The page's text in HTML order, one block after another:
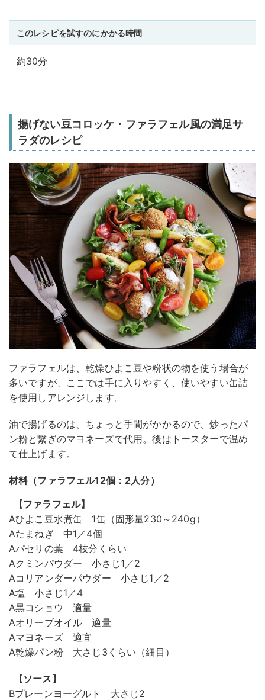
このレシピを試すのにかかる時間
約30分
揚げない豆コロッケ・ファラフェル風の満足サ
ラダのレシピ
ファラフェルは、乾燥ひよこ豆や粉状の物を使う場合が
多いですが、ここでは手に入りやすく、使いやすい缶詰
を使用しアレンジします。
油で揚げるのは、ちょっと手間がかかるので、炒ったパ
ン粉と繋ぎのマヨネーズで代用。後はトースターで温め
て仕上げます。
材料（ファラフェル12個：2人分）
【ファラフェル】
Aひよこ豆水煮缶 1缶（固形量230～240g）
Aたまねぎ 中1／4個
Aパセリの葉 4枝分くらい
Aクミンパウダー 小さじ1／2
Aコリアンダーパウダー 小さじ1／2
A塩 小さじ1／4
A黒コショウ 適量
Aオリーブオイル 適量
Aマヨネーズ 適宜
A乾燥パン粉 大さじ3くらい（細目）
【ソース】
Bプレーンヨーグルト 大さじ2